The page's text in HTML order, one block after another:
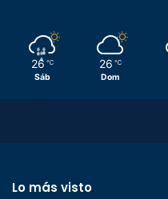
26 ℃
Sáb
26 ℃
Dom
Lo más visto